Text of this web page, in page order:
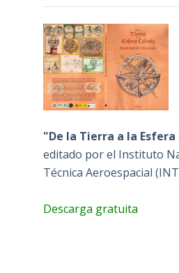
"De la Tierra a la
editado por el Instituto
Técnica Aeroespacial
Descarga gratuita